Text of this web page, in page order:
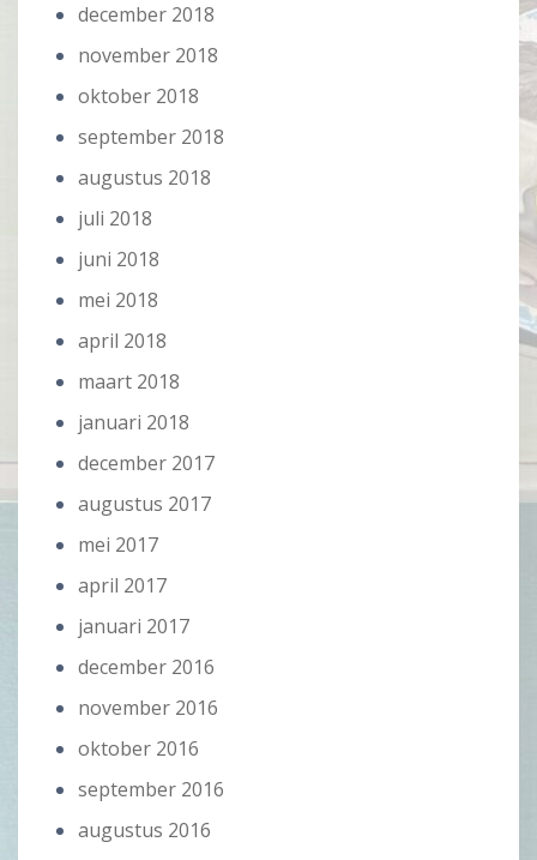
december 2018
november 2018
oktober 2018
september 2018
augustus 2018
juli 2018
juni 2018
mei 2018
april 2018
maart 2018
januari 2018
december 2017
augustus 2017
mei 2017
april 2017
januari 2017
december 2016
november 2016
oktober 2016
september 2016
augustus 2016